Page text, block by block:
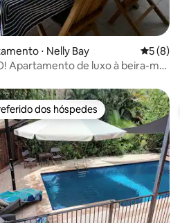
⋅ Nelly Bay 5 de5 (8)
Apartamento de luxo à beira-mar
os melhores preferidos dos hóspedes
dos hóspedes